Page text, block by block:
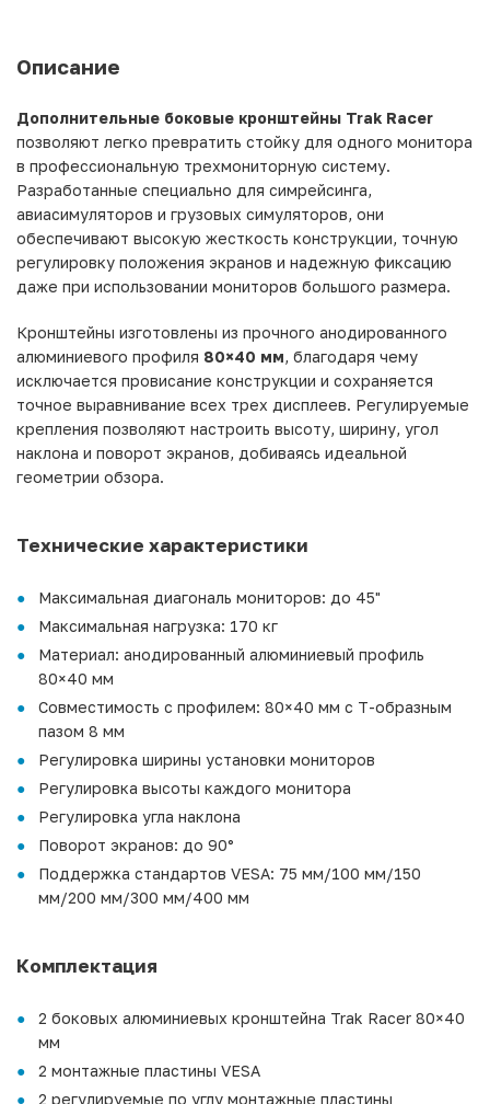
Описание
Дополнительные боковые кронштейны Trak Racer
позволяют легко превратить стойку для одного монитора
в профессиональную трехмониторную систему.
Разработанные специально для симрейсинга,
авиасимуляторов и грузовых симуляторов, они
обеспечивают высокую жесткость конструкции, точную
регулировку положения экранов и надежную фиксацию
даже при использовании мониторов большого размера.
Кронштейны изготовлены из прочного анодированного
алюминиевого профиля 80×40 мм, благодаря чему
исключается провисание конструкции и сохраняется
точное выравнивание всех трех дисплеев. Регулируемые
крепления позволяют настроить высоту, ширину, угол
наклона и поворот экранов, добиваясь идеальной
геометрии обзора.
Технические характеристики
Максимальная диагональ мониторов: до 45"
Максимальная нагрузка: 170 кг
Материал: анодированный алюминиевый профиль
80×40 мм
Совместимость с профилем: 80×40 мм с Т-образным
пазом 8 мм
Регулировка ширины установки мониторов
Регулировка высоты каждого монитора
Регулировка угла наклона
Поворот экранов: до 90°
Поддержка стандартов VESA: 75 мм/100 мм/150
мм/200 мм/300 мм/400 мм
Комплектация
2 боковых алюминиевых кронштейна Trak Racer 80×40
мм
2 монтажные пластины VESA
2 регулируемые по углу монтажные пластины